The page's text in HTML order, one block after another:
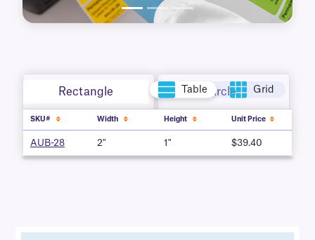
Rectangle Circle
Table Grid
SKU# Width Height Unit Price
AUB-28 2" 1" $39.40